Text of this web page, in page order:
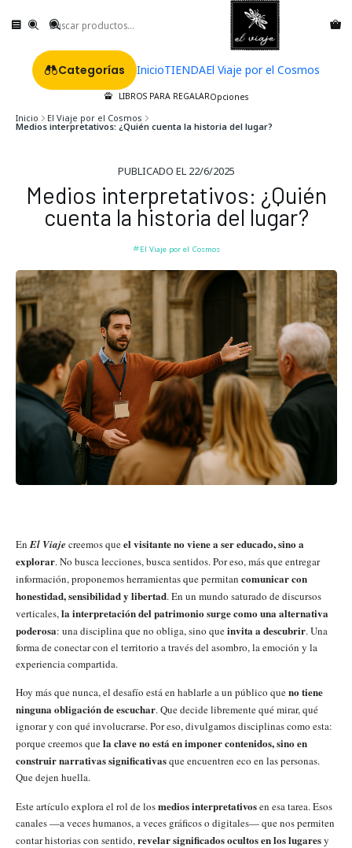
Categorías InicioTIENDAEl Viaje por el Cosmos
LIBROS PARA REGALAROpciones
Inicio El Viaje por el Cosmos
Medios interpretativos: ¿Quién cuenta la historia del lugar?
PUBLICADO EL 22/6/2025
Medios interpretativos: ¿Quién
cuenta la historia del lugar?
El Viaje por el Cosmos
EnEl Viaje creemos queel visitante no viene a ser educado, sino a
explorar. No busca lecciones, busca sentidos. Por eso, más que entregar
información, proponemos herramientas que permitan comunicar con
honestidad, sensibilidad y libertad. En un mundo saturado de discursos
verticales,la interpretación del patrimonio surge como una alternativa
poderosa: una disciplina que no obliga, sino queinvita a descubrir. Una
forma de conectar con el territorio a través del asombro, la emoción y la
experiencia compartida.
Hoy más que nunca, el desafío está en hablarle a un público queno tiene
ninguna obligación de escuchar. Que decide libremente qué mirar, qué
ignorar y con qué involucrarse. Por eso, divulgamos disciplinas como esta:
porque creemos quela clave no está en imponer contenidos, sino en
construir narrativas significativasque encuentren eco en las personas.
Que dejen huella.
Este artículo explora el rol de losmedios interpretativosen esa tarea. Esos
canales —a veces humanos, a veces gráficos o digitales— que nos permiten
contar historias con sentido,revelar significados ocultos en los lugaresy